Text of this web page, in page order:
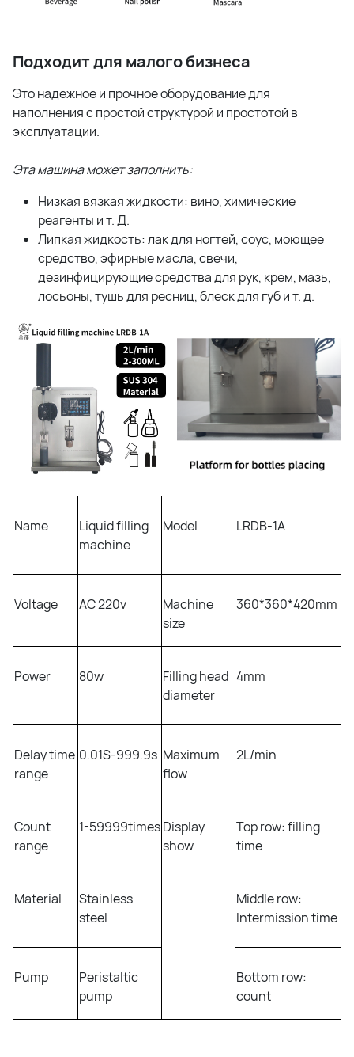
Подходит для малого бизнеса
Это надежное и прочное оборудование для
наполнения с простой структурой и простотой в
эксплуатации.
Эта машина может заполнить:
Низкая вязкая жидкости: вино, химические
реагенты и т. Д.
Липкая жидкость: лак для ногтей, соус, моющее
средство, эфирные масла, свечи,
дезинфицирующие средства для рук, крем, мазь,
лосьоны, тушь для ресниц, блеск для губ и т. д.
Name
Liquid filling
machine
Model LRDB-1A
Voltage AC 220v
Machine
size
360*360*420mm
Power 80w
Filling head
diameter
4mm
Delay time
range
0.01S-999.9s Maximum
flow
2L/min
Count
range
1-59999timesDisplay
show
Top row: filling
time
Material
Stainless
steel
Middle row:
Intermission time
Pump
Peristaltic
pump
Bottom row:
count